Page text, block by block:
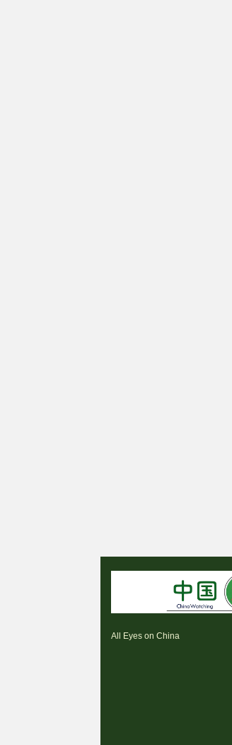
All Eyes on China